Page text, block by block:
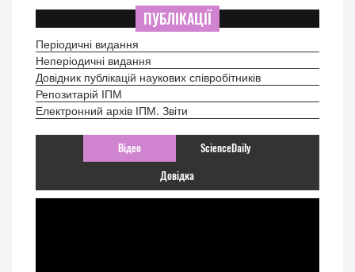
ПУБЛІКАЦІЇ
Періодичні видання
Неперіодичні видання
Довідник публікацій наукових співробітників
Репозитарій ІПМ
Електронний архів ІПМ. Звіти
Відео ScienceDaily
Довідка